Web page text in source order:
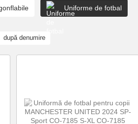
Uniforme de fotbal
după denumire